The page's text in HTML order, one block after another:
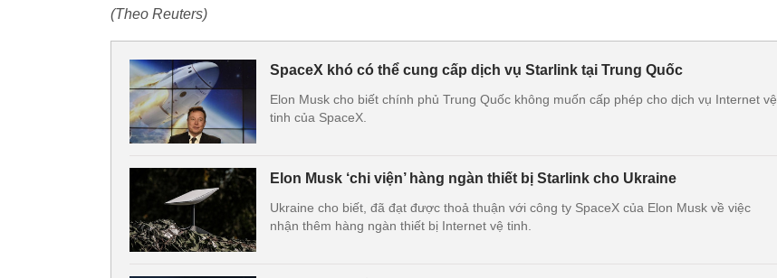
(Theo Reuters)
SpaceX khó có thể cung cấp dịch vụ Starlink tại Trung Quốc
Elon Musk cho biết chính phủ Trung Quốc không muốn cấp phép cho dịch vụ Internet vệ
tinh của SpaceX.
Elon Musk ‘chi viện’ hàng ngàn thiết bị Starlink cho Ukraine
Ukraine cho biết, đã đạt được thoả thuận với công ty SpaceX của Elon Musk về việc
nhận thêm hàng ngàn thiết bị Internet vệ tinh.